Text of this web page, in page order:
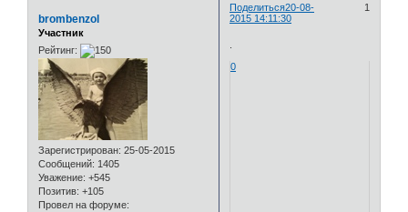
Поделиться 1
20-08-
2015 14:11:30
brombenzol
Участник
Рейтинг:
Зарегистрирован: 25-05-2015
Сообщений: 1405
Уважение: +545
Позитив: +105
Провел на форуме:
0